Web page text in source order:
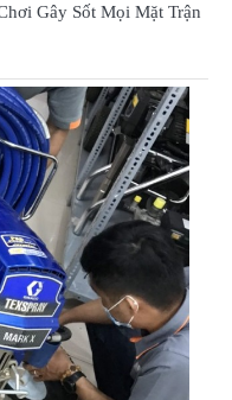
Gây Sốt Mọi Mặt Trận